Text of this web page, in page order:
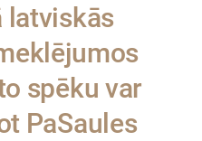
latviskās
spēku var
PaSaules